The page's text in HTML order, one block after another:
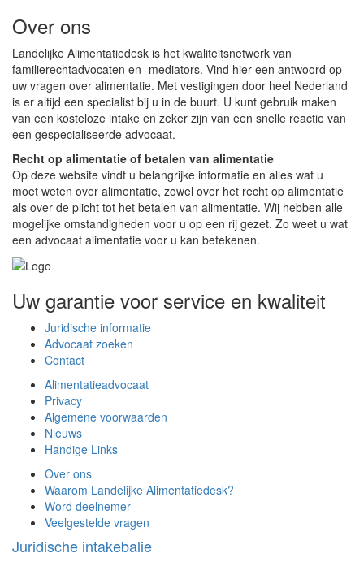
Over ons
Landelijke Alimentatiedesk is het kwaliteitsnetwerk van
familierechtadvocaten en -mediators. Vind hier een antwoord op
uw vragen over alimentatie. Met vestigingen door heel Nederland
is er altijd een specialist bij u in de buurt. U kunt gebruik maken
van een kosteloze intake en zeker zijn van een snelle reactie van
een gespecialiseerde advocaat.
Recht op alimentatie of betalen van alimentatie
Op deze website vindt u belangrijke informatie en alles wat u
moet weten over alimentatie, zowel over het recht op alimentatie
als over de plicht tot het betalen van alimentatie. Wij hebben alle
mogelijke omstandigheden voor u op een rij gezet. Zo weet u wat
een advocaat alimentatie voor u kan betekenen.
Uw garantie voor service en kwaliteit
Juridische informatie
Advocaat zoeken
Contact
Alimentatieadvocaat
Privacy
Algemene voorwaarden
Nieuws
Handige Links
Over ons
Waarom Landelijke Alimentatiedesk?
Word deelnemer
Veelgestelde vragen
Juridische intakebalie